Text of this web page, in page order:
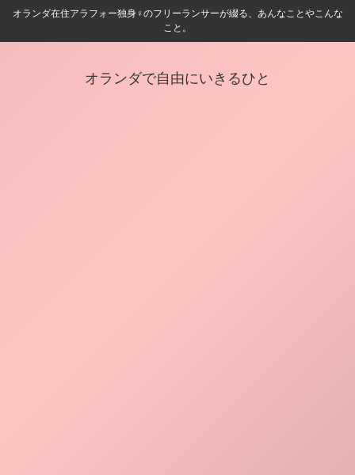
オランダ在住アラフォー独身♀️のフリーランサーが綴る、あんなことやこんな
こと。
オランダで自由にいきるひと